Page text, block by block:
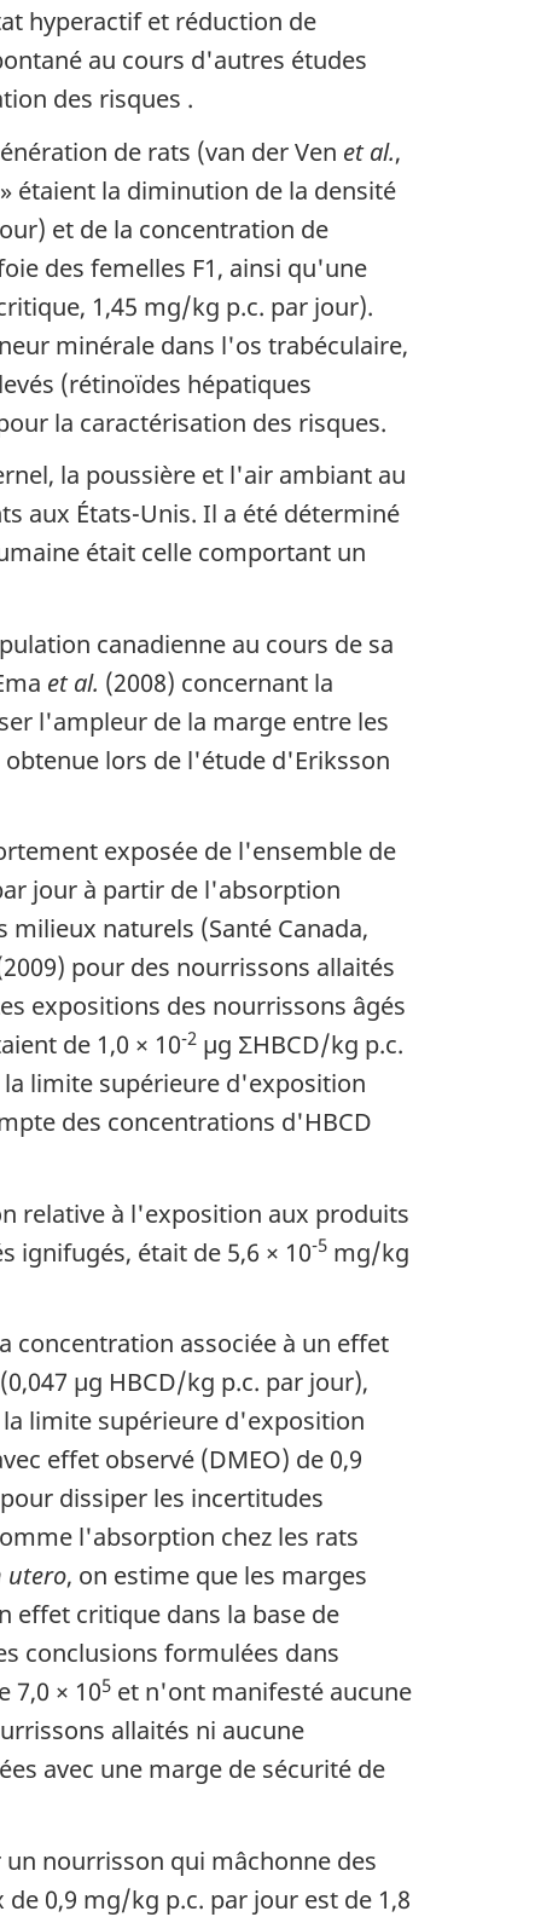
hyperactif et réduction de
au cours d'autres études
des risques .
de rats (van der Ven et al.,
étaient la diminution de la densité
et de la concentration de
des femelles F1, ainsi qu'une
1,45 mg/kg p.c. par jour).
minérale dans l'os trabéculaire,
(rétinoïdes hépatiques
la caractérisation des risques.
la poussière et l'air ambiant au
aux États-Unis. Il a été déterminé
était celle comportant un
canadienne au cours de sa
et al. (2008) concernant la
l'ampleur de la marge entre les
lors de l'étude d'Eriksson
exposée de l'ensemble de
jour à partir de l'absorption
naturels (Santé Canada,
pour des nourrissons allaités
expositions des nourrissons âgés
de 1,0 × 10-2 µg ΣHBCD/kg p.c.
limite supérieure d'exposition
des concentrations d'HBCD
relative à l'exposition aux produits
ignifugés, était de 5,6 × 10-5 mg/kg
concentration associée à un effet
µg HBCD/kg p.c. par jour),
limite supérieure d'exposition
effet observé (DMEO) de 0,9
dissiper les incertitudes
l'absorption chez les rats
utero, on estime que les marges
effet critique dans la base de
conclusions formulées dans
7,0 × 105 et n'ont manifesté aucune
allaités ni aucune
avec une marge de sécurité de
nourrisson qui mâchonne des
0,9 mg/kg p.c. par jour est de 1,8